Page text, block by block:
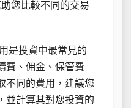
您比較不同的交易
是投資中最常見的
費、佣金、保管費
不同的費用，建議您
並計算其對您投資的